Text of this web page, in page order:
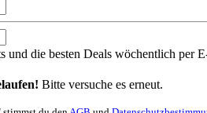
und die besten Deals wöchentlich per
Bitte versuche es erneut.